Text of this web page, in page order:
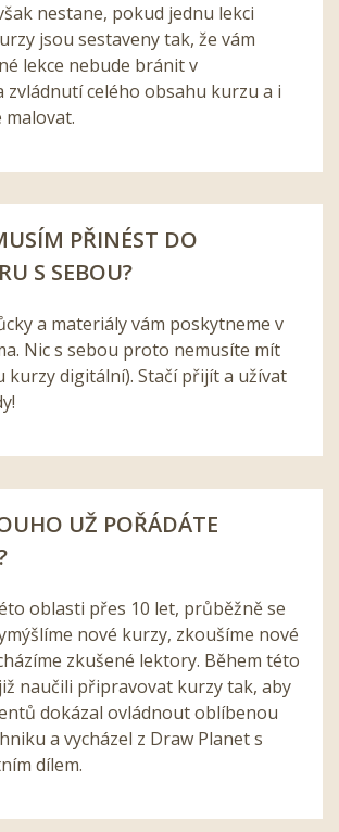
nestane, pokud jednu lekci
jsou sestaveny tak, že vám
lekce nebude bránit v
zvládnutí celého obsahu kurzu a i
PŘINÉST DO
S SEBOU?
a materiály vám poskytneme v
Nic s sebou proto nemusíte mít
kurzy digitální). Stačí přijít a užívat
UŽ POŘÁDÁTE
oblasti přes 10 let, průběžně se
nové kurzy, zkoušíme nové
zkušené lektory. Během této
naučili připravovat kurzy tak, aby
dokázal ovládnout oblíbenou
a vycházel z Draw Planet s
dílem.